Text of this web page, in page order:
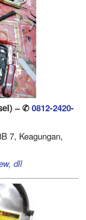
– ✆0812-2420-
7, Keagungan,
dll